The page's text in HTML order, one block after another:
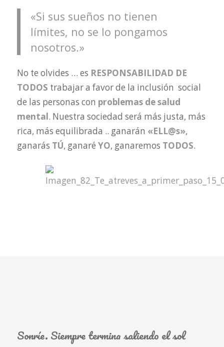
«Si sus sueños no tienen
límites, no se lo pongamos
nosotros.»
No te olvides … es RESPONSABILIDAD DE
TODOS trabajar a favor de la inclusión social
de las personas con problemas de salud
mental. Nuestra sociedad será más justa, más
rica, más equilibrada .. ganarán «ELL@s»,
ganarás TÚ, ganaré YO, ganaremos TODOS.
Sonríe. Siempre termina saliendo el sol